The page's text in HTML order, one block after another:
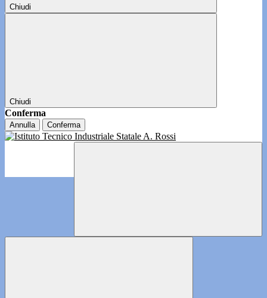
Chiudi
Chiudi
Conferma
Annulla Conferma